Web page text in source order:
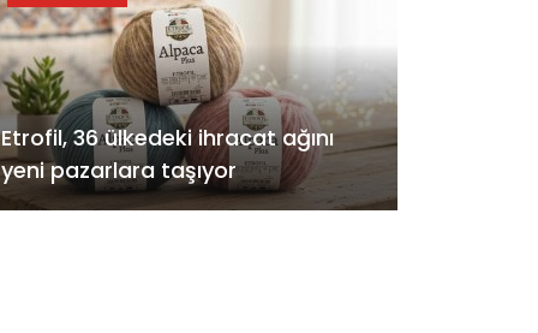
Etrofil, 36 ülkedeki ihracat ağını
yeni pazarlara taşıyor